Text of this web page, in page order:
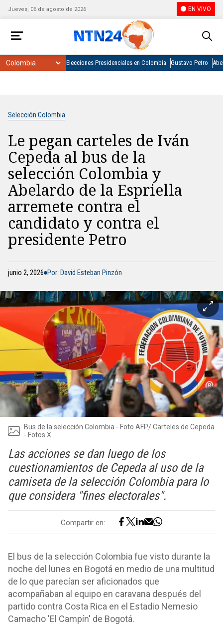
Jueves, 06 de agosto de 2026 EN VIVO
Elecciones Presidenciales en Colombia Gustavo Petro
Selección Colombia
Le pegan carteles de Iván
Cepeda al bus de la
selección Colombia y
Abelardo de la Espriella
arremete contra el
candidato y contra el
presidente Petro
junio 2, 2026 Por: David Esteban Pinzón
Bus de la selección Colombia - Foto AFP/ Carteles de Cepeda
- Fotos X
Las acciones se dan luego de los
cuestionamientos de Cepeda al uso de la
camiseta de la selección Colombia para lo
que considera "fines electorales".
Compartir en:
El bus de la selección Colombia fue visto durante la
noche del lunes en Bogotá en medio de una multitud
de lo que parecían ser aficionados que
acompañaban al equipo en caravana después del
partido contra Costa Rica en el Estadio Nemesio
Camacho 'El Campín' de Bogotá.